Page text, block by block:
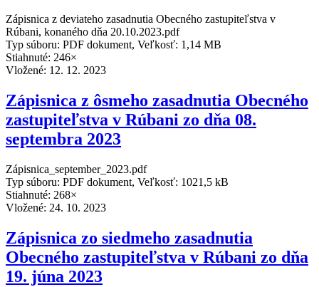
Zápisnica z deviateho zasadnutia Obecného zastupiteľstva v
Rúbani, konaného dňa 20.10.2023.pdf
Typ súboru: PDF dokument, Veľkosť: 1,14 MB
Stiahnuté: 246×
Vložené: 12. 12. 2023
Zápisnica z ôsmeho zasadnutia Obecného
zastupiteľstva v Rúbani zo dňa 08.
septembra 2023
Zápisnica_september_2023.pdf
Typ súboru: PDF dokument, Veľkosť: 1021,5 kB
Stiahnuté: 268×
Vložené: 24. 10. 2023
Zápisnica zo siedmeho zasadnutia
Obecného zastupiteľstva v Rúbani zo dňa
19. júna 2023